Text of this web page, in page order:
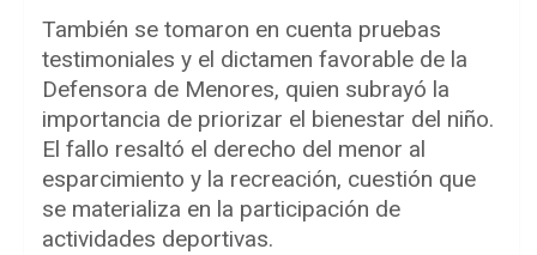
También se tomaron en cuenta pruebas
testimoniales y el dictamen favorable de la
Defensora de Menores, quien subrayó la
importancia de priorizar el bienestar del niño.
El fallo resaltó el derecho del menor al
esparcimiento y la recreación, cuestión que
se materializa en la participación de
actividades deportivas.